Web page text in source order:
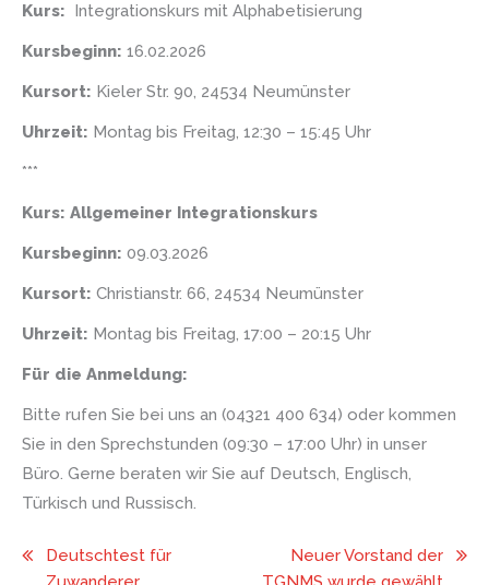
Kurs: Integrationskurs mit Alphabetisierung
Kursbeginn: 16.02.2026
Kursort: Kieler Str. 90, 24534 Neumünster
Uhrzeit: Montag bis Freitag, 12:30 – 15:45 Uhr
***
Kurs: Allgemeiner Integrations­kurs
Kursbeginn: 09.03.2026
Kursort: Christianstr. 66, 24534 Neumünster
Uhrzeit: Montag bis Freitag, 17:00 – 20:15 Uhr
Für die Anmeldung:
Bitte rufen Sie bei uns an (04321 400 634) oder kommen
Sie in den Sprechstunden (09:30 – 17:00 Uhr) in unser
Büro. Gerne beraten wir Sie auf Deutsch, Englisch,
Türkisch und Russisch.
Beitragsnavigation
Deutschtest für
Neuer Vorstand der